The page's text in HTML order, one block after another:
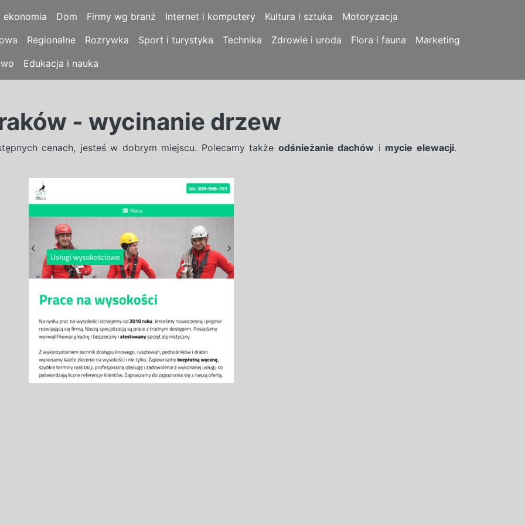
ekonomia Dom Firmy wg branż Internet i komputery Kultura i sztuka
Motoryzacja
Regionalne Rozrywka Sport i turystyka Technika Zdrowie i uroda Flora i fauna
Marketing
Edukacja i nauka
- wycinanie drzew
cenach, jesteś w dobrym miejscu. Polecamy także odśnieżanie dachów i mycie elewacji.